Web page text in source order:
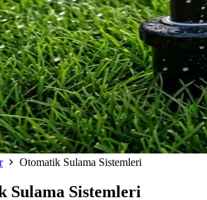
Otomatik Sulama Sistemleri
Sulama Sistemleri